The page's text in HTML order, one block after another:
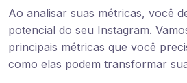
Ao analisar suas métricas, você
potencial do seu Instagram.
principais métricas que você
como elas podem transformar